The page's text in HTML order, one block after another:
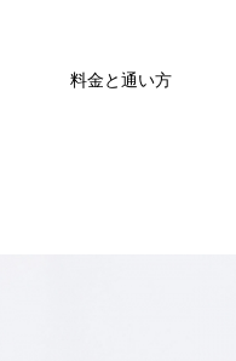
料金と通い方